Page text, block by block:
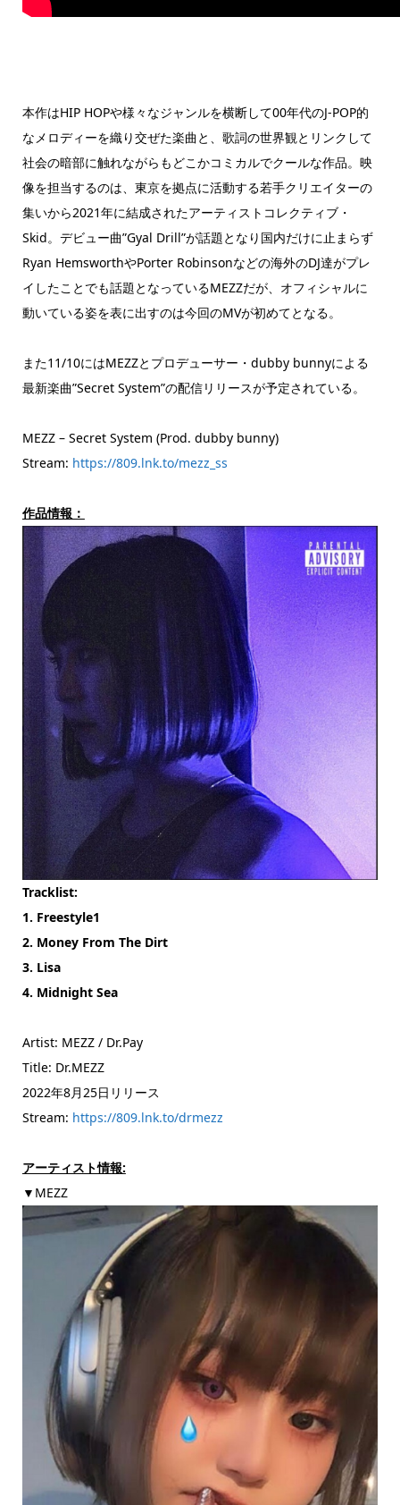
本作はHIP HOPや様々なジャンルを横断して00年代のJ-POP的
なメロディーを織り交ぜた楽曲と、歌詞の世界観とリンクして
社会の暗部に触れながらもどこかコミカルでクールな作品。映
像を担当するのは、東京を拠点に活動する若手クリエイターの
集いから2021年に結成されたアーティストコレクティブ・
Skid。デビュー曲”Gyal Drill”が話題となり国内だけに止まらず
Ryan HemsworthやPorter Robinsonなどの海外のDJ達がプレ
イしたことでも話題となっているMEZZだが、オフィシャルに
動いている姿を表に出すのは今回のMVが初めてとなる。
また11/10にはMEZZとプロデューサー・dubby bunnyによる
最新楽曲”Secret System”の配信リリースが予定されている。
MEZZ – Secret System (Prod. dubby bunny)
Stream: https://809.lnk.to/mezz_ss
作品情報：
Tracklist:
1. Freestyle1
2. Money From The Dirt
3. Lisa
4. Midnight Sea
Artist: MEZZ / Dr.Pay
Title: Dr.MEZZ
2022年8月25日リリース
Stream: https://809.lnk.to/drmezz
アーティスト情報:
▼MEZZ